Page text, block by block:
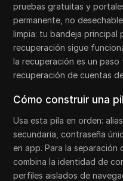
pruebas gratuitas y
permanente, no
limpia: tu bandeja principal
recuperación sigue
la recuperación es un
recuperación de cuentas
Cómo construir una
Usa esta pila en orden:
secundaria, contraseña
en app. Para la
combina la identidad de
perfiles aislados de